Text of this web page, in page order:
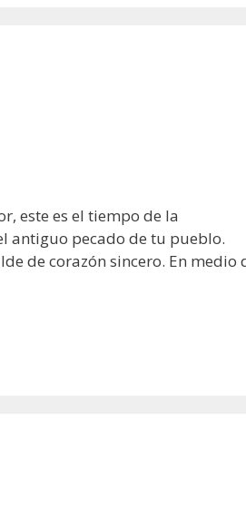
este es el tiempo de la
antiguo pecado de tu pueblo.
de corazón sincero. En medio